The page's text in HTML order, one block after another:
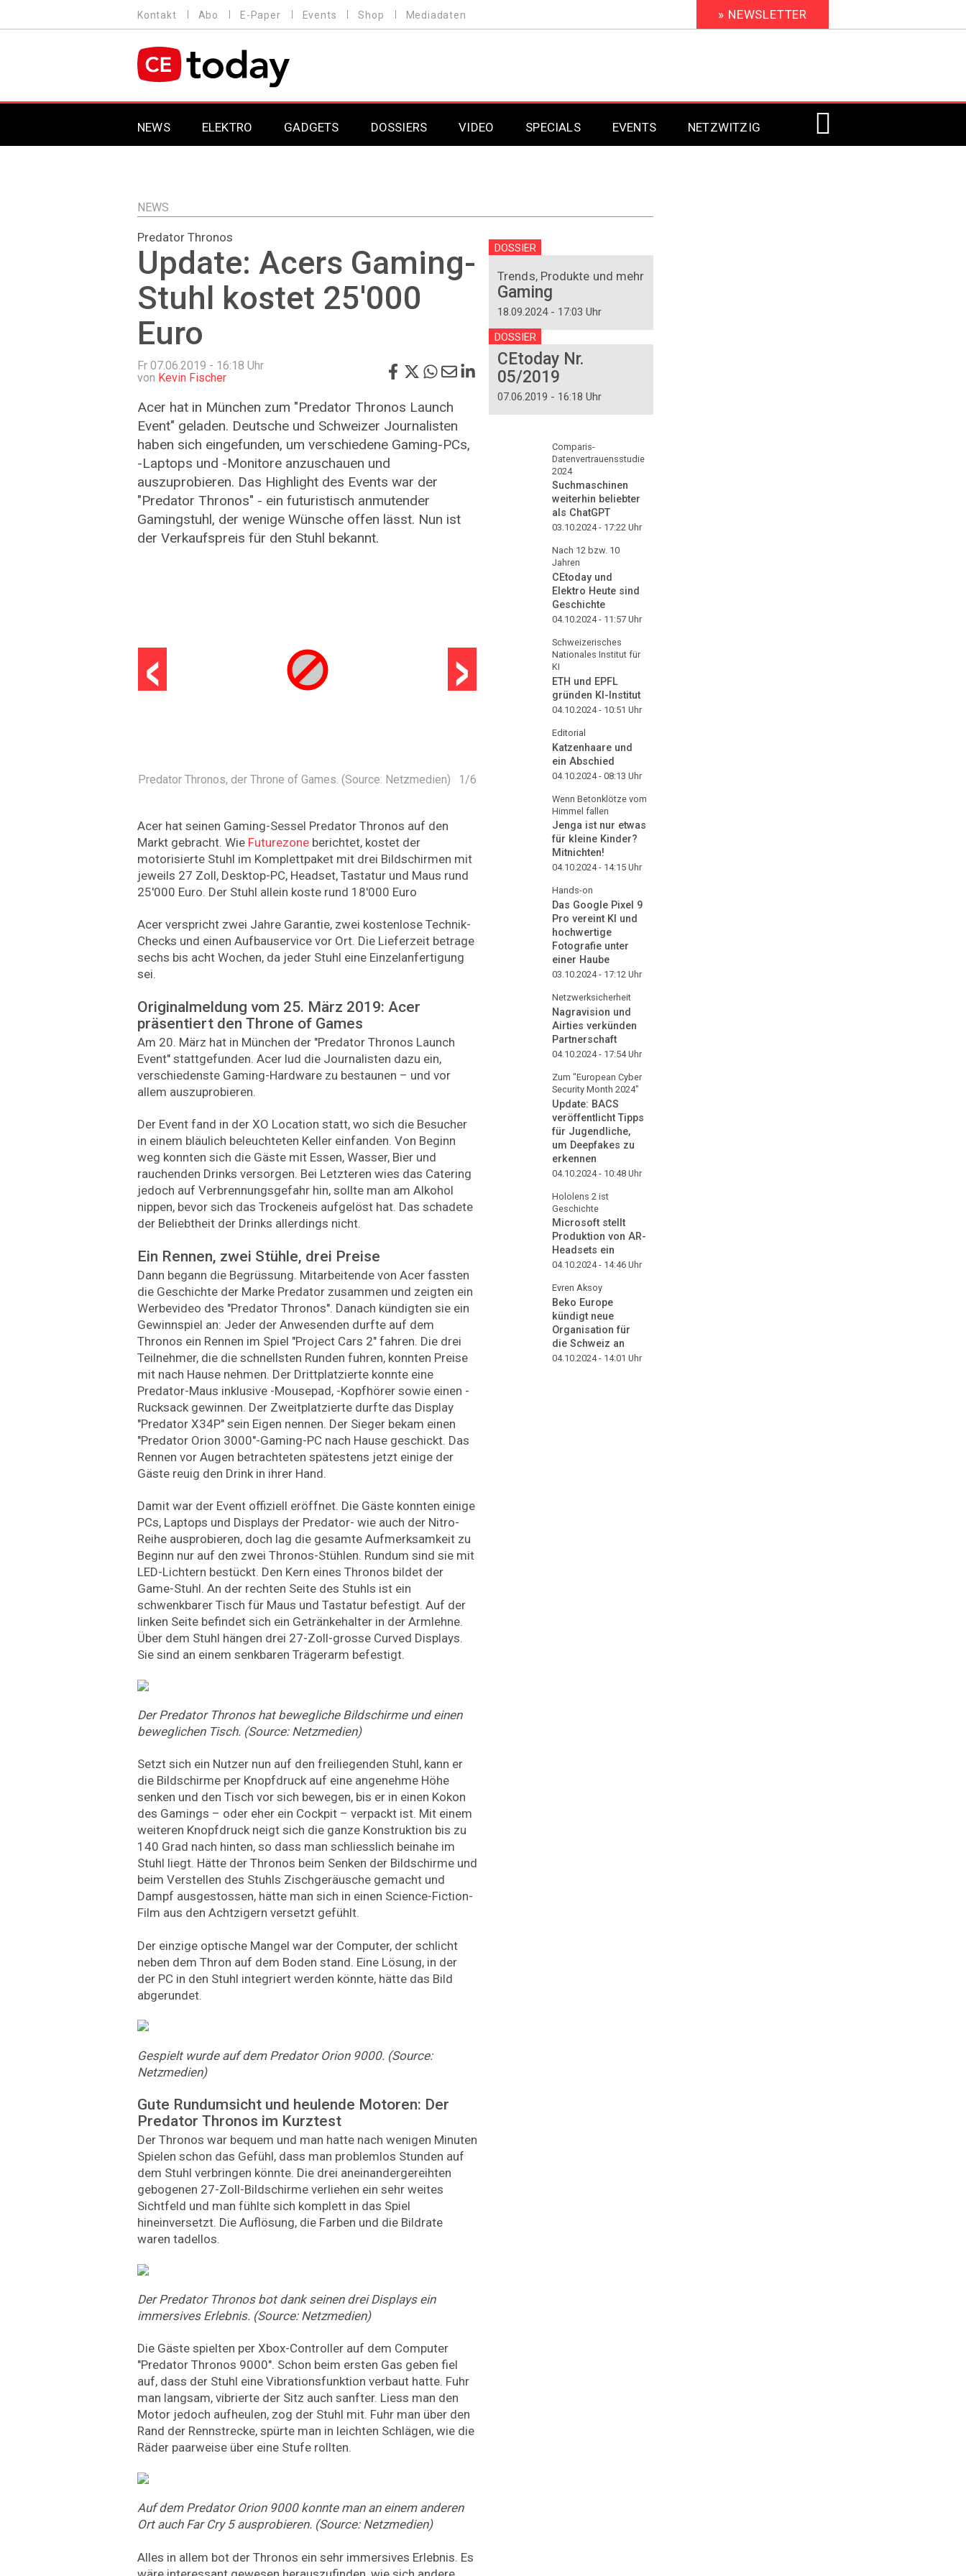
zum
MENU
Kontakt Abo E-Paper Events Shop Mediadaten » NEWSLETTER
MAIN NAVIGATION
NEWS ELEKTRO GADGETS DOSSIERS
DAB+
VIDEO SPECIALS
Professional AV & Digital Signage 2021
Professional AV & Digital Signage 2020
Professional AV & Digital Signage 2019
EVENTS NETZWITZIG
NEWS
Predator Thronos
Update: Acers Gaming-
Stuhl kostet 25'000
Euro
Fr 07.06.2019 - 16:18 Uhr
von Kevin Fischer
Acer hat in München zum "Predator Thronos Launch
Event" geladen. Deutsche und Schweizer Journalisten
haben sich eingefunden, um verschiedene Gaming-PCs,
-Laptops und -Monitore anzuschauen und
auszuprobieren. Das Highlight des Events war der
"Predator Thronos" - ein futuristisch anmutender
Gamingstuhl, der wenige Wünsche offen lässt. Nun ist
der Verkaufspreis für den Stuhl bekannt.
‹ ›
1/6
Predator Thronos, der Throne of Games. (Source: Netzmedien)
Acer hat seinen Gaming-Sessel Predator Thronos auf den
Markt gebracht. Wie Futurezone berichtet, kostet der
motorisierte Stuhl im Komplettpaket mit drei Bildschirmen mit
jeweils 27 Zoll, Desktop-PC, Headset, Tastatur und Maus rund
25'000 Euro. Der Stuhl allein koste rund 18'000 Euro
Acer verspricht zwei Jahre Garantie, zwei kostenlose Technik-
Checks und einen Aufbauservice vor Ort. Die Lieferzeit betrage
sechs bis acht Wochen, da jeder Stuhl eine Einzelanfertigung
sei.
Originalmeldung vom 25. März 2019: Acer
präsentiert den Throne of Games
Am 20. März hat in München der "Predator Thronos Launch
Event" stattgefunden. Acer lud die Journalisten dazu ein,
verschiedenste Gaming-Hardware zu bestaunen – und vor
allem auszuprobieren.
Der Event fand in der XO Location statt, wo sich die Besucher
in einem bläulich beleuchteten Keller einfanden. Von Beginn
weg konnten sich die Gäste mit Essen, Wasser, Bier und
rauchenden Drinks versorgen. Bei Letzteren wies das Catering
jedoch auf Verbrennungsgefahr hin, sollte man am Alkohol
nippen, bevor sich das Trockeneis aufgelöst hat. Das schadete
der Beliebtheit der Drinks allerdings nicht.
Ein Rennen, zwei Stühle, drei Preise
Dann begann die Begrüssung. Mitarbeitende von Acer fassten
die Geschichte der Marke Predator zusammen und zeigten ein
Werbevideo des "Predator Thronos". Danach kündigten sie ein
Gewinnspiel an: Jeder der Anwesenden durfte auf dem
Thronos ein Rennen im Spiel "Project Cars 2" fahren. Die drei
Teilnehmer, die die schnellsten Runden fuhren, konnten Preise
mit nach Hause nehmen. Der Drittplatzierte konnte eine
Predator-Maus inklusive -Mousepad, -Kopfhörer sowie einen -
Rucksack gewinnen. Der Zweitplatzierte durfte das Display
"Predator X34P" sein Eigen nennen. Der Sieger bekam einen
"Predator Orion 3000"-Gaming-PC nach Hause geschickt. Das
Rennen vor Augen betrachteten spätestens jetzt einige der
Gäste reuig den Drink in ihrer Hand.
Damit war der Event offiziell eröffnet. Die Gäste konnten einige
PCs, Laptops und Displays der Predator- wie auch der Nitro-
Reihe ausprobieren, doch lag die gesamte Aufmerksamkeit zu
Beginn nur auf den zwei Thronos-Stühlen. Rundum sind sie mit
LED-Lichtern bestückt. Den Kern eines Thronos bildet der
Game-Stuhl. An der rechten Seite des Stuhls ist ein
schwenkbarer Tisch für Maus und Tastatur befestigt. Auf der
linken Seite befindet sich ein Getränkehalter in der Armlehne.
Über dem Stuhl hängen drei 27-Zoll-grosse Curved Displays.
Sie sind an einem senkbaren Trägerarm befestigt.
Der Predator Thronos hat bewegliche Bildschirme und einen
beweglichen Tisch. (Source: Netzmedien)
Setzt sich ein Nutzer nun auf den freiliegenden Stuhl, kann er
die Bildschirme per Knopfdruck auf eine angenehme Höhe
senken und den Tisch vor sich bewegen, bis er in einen Kokon
des Gamings – oder eher ein Cockpit – verpackt ist. Mit einem
weiteren Knopfdruck neigt sich die ganze Konstruktion bis zu
140 Grad nach hinten, so dass man schliesslich beinahe im
Stuhl liegt. Hätte der Thronos beim Senken der Bildschirme und
beim Verstellen des Stuhls Zischgeräusche gemacht und
Dampf ausgestossen, hätte man sich in einen Science-Fiction-
Film aus den Achtzigern versetzt gefühlt.
Der einzige optische Mangel war der Computer, der schlicht
neben dem Thron auf dem Boden stand. Eine Lösung, in der
der PC in den Stuhl integriert werden könnte, hätte das Bild
abgerundet.
Gespielt wurde auf dem Predator Orion 9000. (Source:
Netzmedien)
Gute Rundumsicht und heulende Motoren: Der
Predator Thronos im Kurztest
Der Thronos war bequem und man hatte nach wenigen Minuten
Spielen schon das Gefühl, dass man problemlos Stunden auf
dem Stuhl verbringen könnte. Die drei aneinandergereihten
gebogenen 27-Zoll-Bildschirme verliehen ein sehr weites
Sichtfeld und man fühlte sich komplett in das Spiel
hineinversetzt. Die Auflösung, die Farben und die Bildrate
waren tadellos.
Der Predator Thronos bot dank seinen drei Displays ein
immersives Erlebnis. (Source: Netzmedien)
Die Gäste spielten per Xbox-Controller auf dem Computer
"Predator Thronos 9000". Schon beim ersten Gas geben fiel
auf, dass der Stuhl eine Vibrationsfunktion verbaut hatte. Fuhr
man langsam, vibrierte der Sitz auch sanfter. Liess man den
Motor jedoch aufheulen, zog der Stuhl mit. Fuhr man über den
Rand der Rennstrecke, spürte man in leichten Schlägen, wie die
Räder paarweise über eine Stufe rollten.
Auf dem Predator Orion 9000 konnte man an einem anderen
Ort auch Far Cry 5 ausprobieren. (Source: Netzmedien)
Alles in allem bot der Thronos ein sehr immersives Erlebnis. Es
DOSSIER
Trends, Produkte und mehr
Gaming
18.09.2024 - 17:03 Uhr
DOSSIER
CEtoday Nr.
05/2019
07.06.2019 - 16:18 Uhr
Comparis-
Datenvertrauensstudie
2024
Suchmaschinen
weiterhin beliebter
als ChatGPT
03.10.2024 - 17:22 Uhr
Nach 12 bzw. 10
Jahren
CEtoday und
Elektro Heute sind
Geschichte
04.10.2024 - 11:57 Uhr
Schweizerisches
Nationales Institut für
KI
ETH und EPFL
gründen KI-Institut
04.10.2024 - 10:51 Uhr
Editorial
Katzenhaare und
ein Abschied
04.10.2024 - 08:13 Uhr
Wenn Betonklötze vom
Himmel fallen
Jenga ist nur etwas
für kleine Kinder?
Mitnichten!
04.10.2024 - 14:15 Uhr
Hands-on
Das Google Pixel 9
Pro vereint KI und
hochwertige
Fotografie unter
einer Haube
03.10.2024 - 17:12 Uhr
Netzwerksicherheit
Nagravision und
Airties verkünden
Partnerschaft
04.10.2024 - 17:54Uhr
Zum "European Cyber
Security Month 2024"
Update: BACS
veröffentlicht Tipps
für Jugendliche,
um Deepfakes zu
erkennen
04.10.2024 - 10:48 Uhr
Hololens 2 ist
Geschichte
Microsoft stellt
Produktion von AR-
Headsets ein
04.10.2024 - 14:46 Uhr
Evren Aksoy
Beko Europe
kündigt neue
Organisation für
die Schweiz an
04.10.2024 - 14:01 Uhr